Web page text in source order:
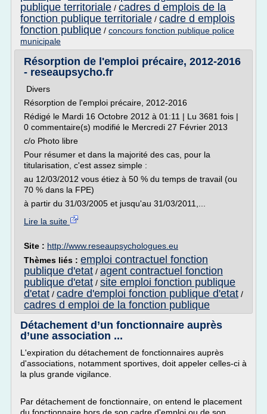
publique territoriale / cadres d emplois de la
fonction publique territoriale / cadre d emplois
fonction publique / concours fonction publique police
municipale
Résorption de l'emploi précaire, 2012-2016
- reseaupsycho.fr
Divers
Résorption de l'emploi précaire, 2012-2016
Rédigé le Mardi 16 Octobre 2012 à 01:11 | Lu 3681 fois |
0 commentaire(s) modifié le Mercredi 27 Février 2013
c/o Photo libre
Pour résumer et dans la majorité des cas, pour la
titularisation, c'est assez simple :
au 12/03/2012 vous étiez à 50 % du temps de travail (ou
70 % dans la FPE)
à partir du 31/03/2005 et jusqu'au 31/03/2011,...
Lire la suite
Site : http://www.reseaupsychologues.eu
Thèmes liés : emploi contractuel fonction
publique d'etat / agent contractuel fonction
publique d'etat / site emploi fonction publique
d'etat / cadre d'emploi fonction publique d'etat /
cadres d emploi de la fonction publique
Détachement d’un fonctionnaire auprès
d’une association ...
L'expiration du détachement de fonctionnaires auprès
d'associations, notamment sportives, doit appeler celles-ci à
la plus grande vigilance.
Par détachement de fonctionnaire, on entend le placement